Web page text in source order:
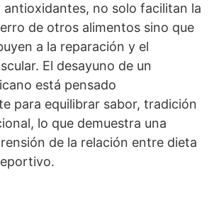
antioxidantes, no solo facilitan la
de otros alimentos sino que
a la reparación y el
El desayuno de un
está pensado
para equilibrar sabor, tradición
lo que demuestra una
de la relación entre dieta